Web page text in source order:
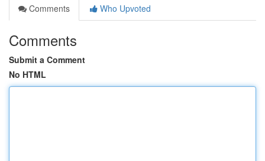
Comments
Who Upvoted
Comments
Submit a Comment
No HTML